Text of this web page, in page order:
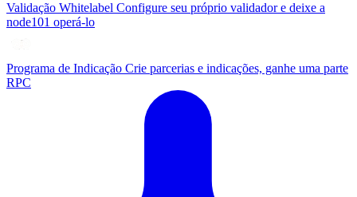
Validação Whitelabel Configure seu próprio validador e deixe a
node101 operá-lo
Programa de Indicação Crie parcerias e indicações, ganhe uma parte
RPC